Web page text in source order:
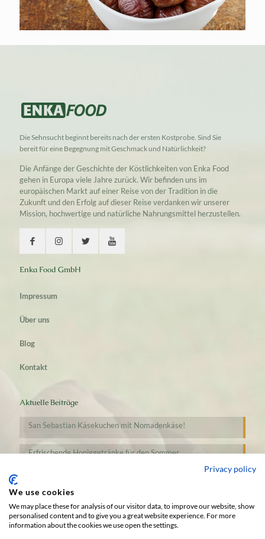
Die Sehnsucht beginnt bereits nach der ersten Kostprobe. Sind Sie
bereit für eine Begegnung mit Geschmack und Natürlichkeit?
Die Anfänge der Geschichte der Köstlichkeiten von Enka Food
gehen in Europa viele Jahre zurück. Wir befinden uns im
europäischen Markt auf einer Reise von der Tradition in die
Zukunft und den Erfolg auf dieser Reise verdanken wir unserer
Mission, hochwertige und natürliche Nahrungsmittel herzustellen.
Enka Food GmbH
Impressum
Über uns
Blog
Kontakt
Aktuelle Beiträge
San Sebastian Käsekuchen mit Nomadenkäse!
Erfrischende Honiggetränke für den Sommer
Privacy policy
We use cookies
We may place these for analysis of our visitor data, to improve our website, show
personalised content and to give you a great website experience. For more
information about the cookies we use open the settings.